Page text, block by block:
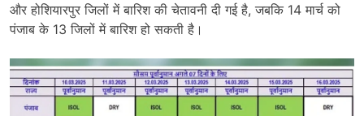
और होशियारपुर जिलों में बारिश की चेतावनी दी गई है, जबकि 14 मार्च को
पंजाब के 13 जिलों में बारिश हो सकती है।